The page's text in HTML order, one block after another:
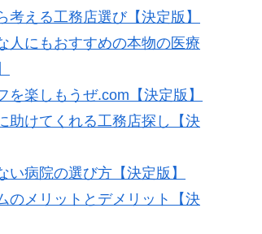
考える工務店選び【決定版】
人にもおすすめの本物の医療
を楽しもうぜ.com【決定版】
助けてくれる工務店探し【決
い病院の選び方【決定版】
のメリットとデメリット【決